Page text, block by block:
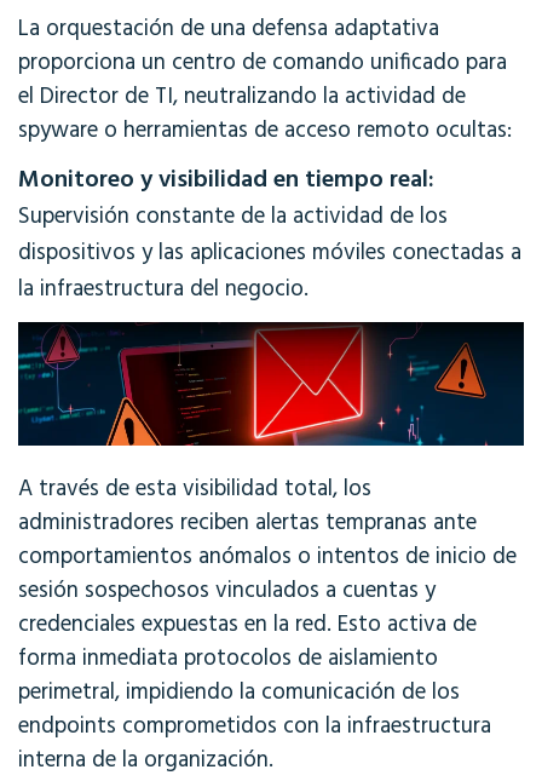
La orquestación de una defensa adaptativa
proporciona un centro de comando unificado para
el Director de TI, neutralizando la actividad de
spyware o herramientas de acceso remoto ocultas:
Monitoreo y visibilidad en tiempo real:
Supervisión constante de la actividad de los
dispositivos y las aplicaciones móviles conectadas a
la infraestructura del negocio.
A través de esta visibilidad total, los
administradores reciben alertas tempranas ante
comportamientos anómalos o intentos de inicio de
sesión sospechosos vinculados a cuentas y
credenciales expuestas en la red. Esto activa de
forma inmediata protocolos de aislamiento
perimetral, impidiendo la comunicación de los
endpoints comprometidos con la infraestructura
interna de la organización.